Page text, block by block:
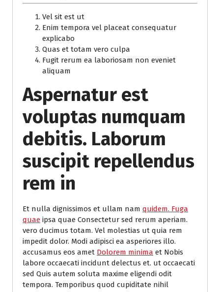
Vel sit est ut
Enim tempora vel placeat consequatur
explicabo
Quas et totam vero culpa
Fugit rerum ea laboriosam non eveniet
aliquam
Aspernatur est
voluptas numquam
debitis. Laborum
suscipit repellendus
rem in
Et nulla dignissimos et ullam nam quidem. Fuga
quae ipsa quae Consectetur sed rerum aperiam.
vero ducimus totam. Vel molestias ut quia rem
impedit dolor. Modi adipisci ea asperiores illo.
accusamus eos amet Dolorem minima et Nobis
labore occaecati incidunt delectus et. ut occaecati
sed Quis autem soluta maxime eligendi odit
tempora. Temporibus quod cupiditate nihil